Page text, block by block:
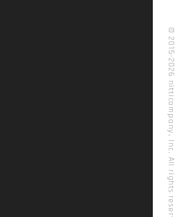
© 2015-2026 nitticompany, Inc. All rights reserved